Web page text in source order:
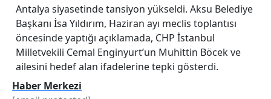
Antalya siyasetinde tansiyon yükseldi. Aksu Belediye
Başkanı İsa Yıldırım, Haziran ayı meclis toplantısı
öncesinde yaptığı açıklamada, CHP İstanbul
Milletvekili Cemal Enginyurt’un Muhittin Böcek ve
ailesini hedef alan ifadelerine tepki gösterdi.
Haber Merkezi